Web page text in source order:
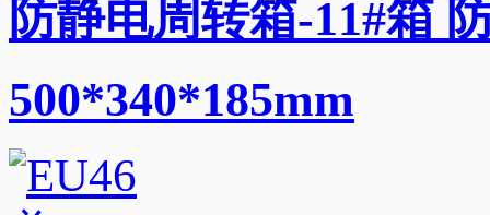
防静电周转箱-11#箱
500*340*185mm